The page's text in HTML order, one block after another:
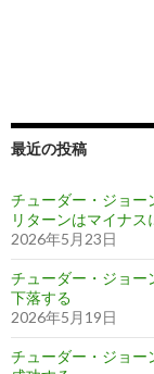
最近の投稿
チューダー・ジョー
リターンはマイナス
2026年5月23日
チューダー・ジョー
下落する
2026年5月19日
チューダー・ジョー